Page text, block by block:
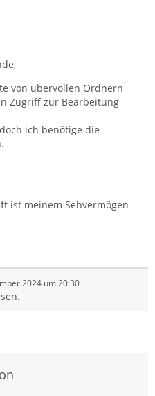
von übervollen Ordnern
Zugriff zur Bearbeitung
ich benötige die
ist meinem Sehvermögen
2024 um 20:30